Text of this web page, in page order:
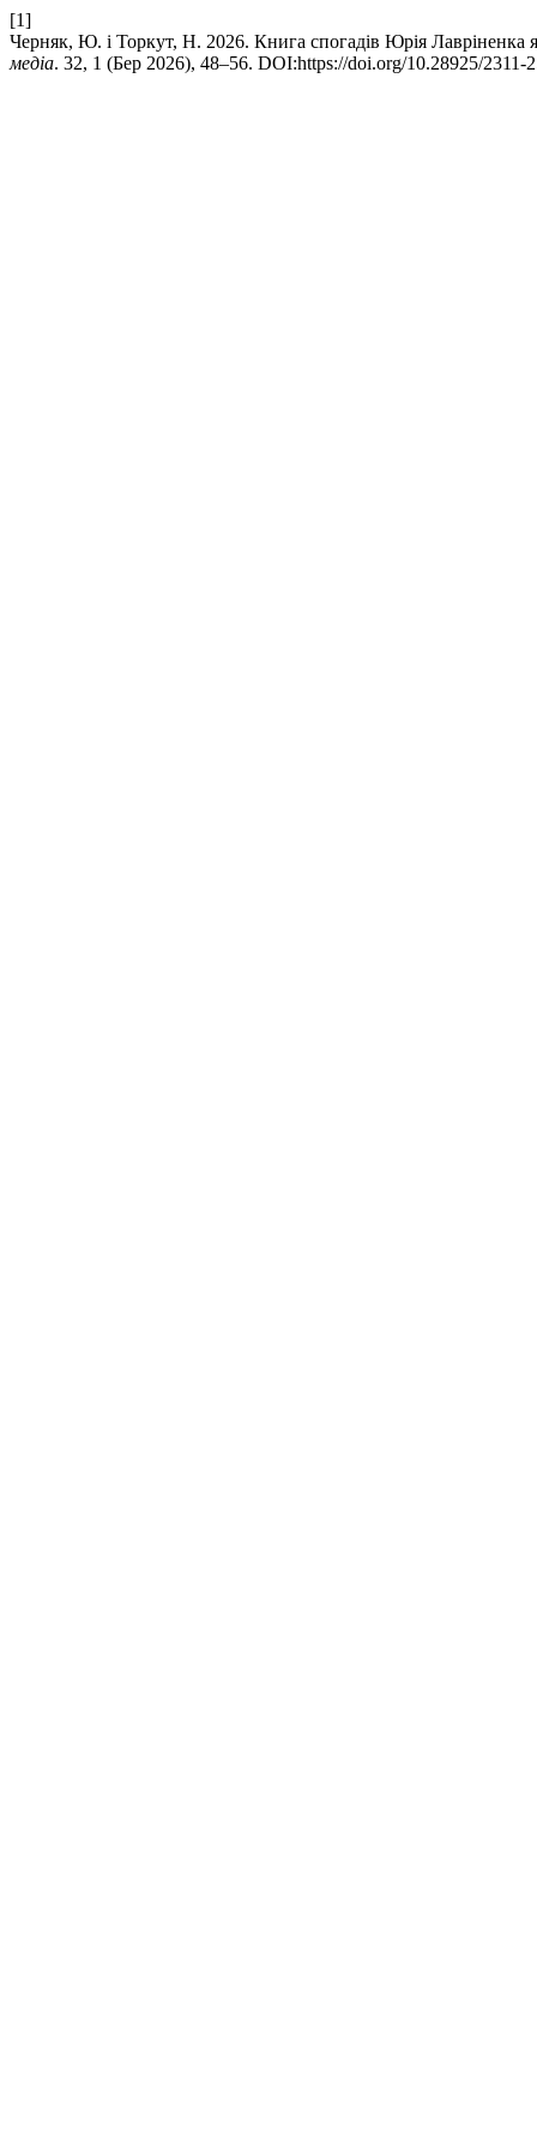
[1]
Черняк, Ю. і Торкут, Н. 2026. Книга спогадів Юрія Лавріненка
медіа. 32, 1 (Бер 2026), 48–56. DOI:https://doi.org/10.28925/2311-